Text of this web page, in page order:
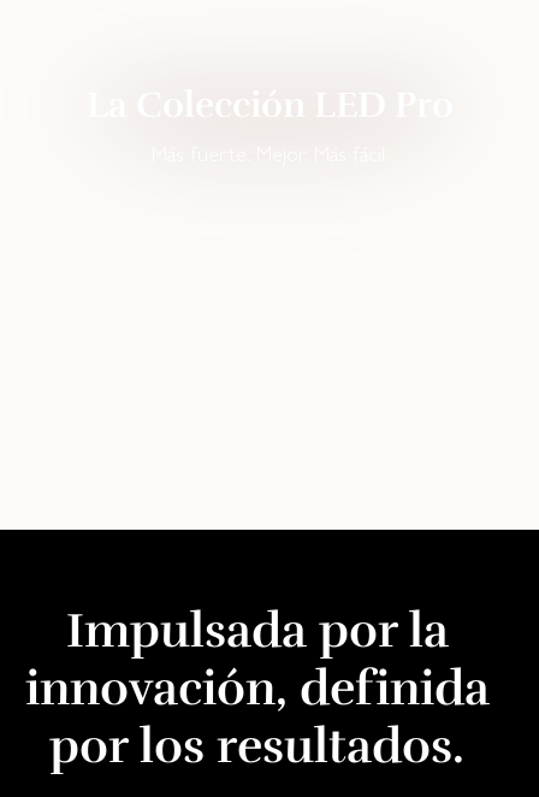
Impulsada por la
innovación, definida
por los resultados.